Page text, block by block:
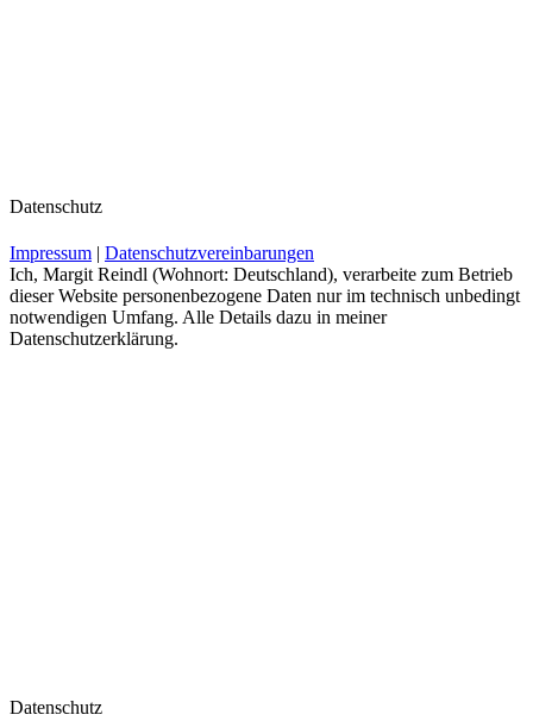
Datenschutz
Impressum | Datenschutzvereinbarungen
Ich, Margit Reindl (Wohnort: Deutschland), verarbeite zum Betrieb
dieser Website personenbezogene Daten nur im technisch unbedingt
notwendigen Umfang. Alle Details dazu in meiner
Datenschutzerklärung.
Datenschutz